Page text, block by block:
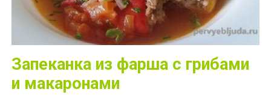
Запеканка из фарша с грибами
и макаронами